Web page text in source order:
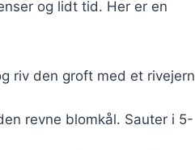
og lidt tid. Her er en
riv den groft med et rivejern
revne blomkål. Sauter i 5-